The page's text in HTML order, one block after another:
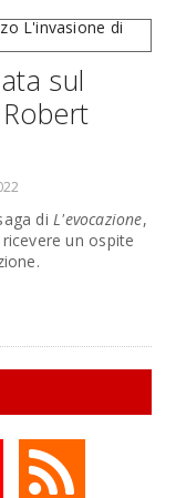
sul
diL'evocazione,
un ospite